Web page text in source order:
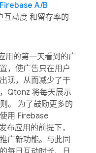
Firebase A/B
互动度 和留存率的
用的第一天看到的广
，使广告只在用户
现，从而减少了干
Qtonz 将每天展示
。 为了鼓励更多的
用 Firebase
布应用的前提下，
广新功能。与此同